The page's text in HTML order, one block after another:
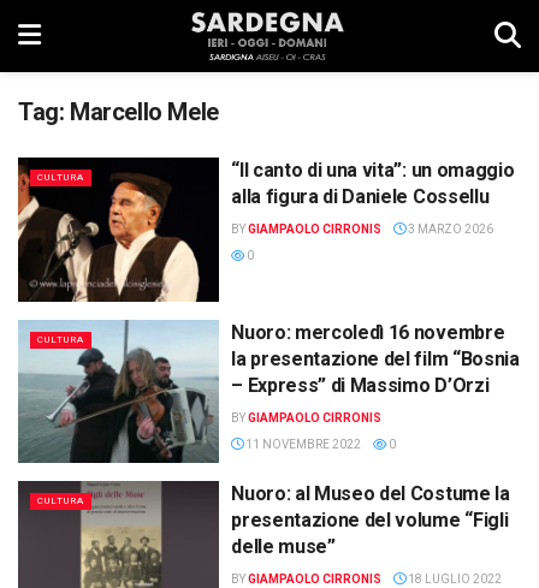
Tag: Marcello Mele
CULTURA
“Il canto di una vita”: un omaggio
alla figura di Daniele Cossellu
BYGIAMPAOLO CIRRONIS
3 MARZO 2026
0
CULTURA
Nuoro: mercoledì 16 novembre
la presentazione del film “Bosnia
– Express” di Massimo D’Orzi
BYGIAMPAOLO CIRRONIS
11 NOVEMBRE 2022
0
CULTURA
Nuoro: al Museo del Costume la
presentazione del volume “Figli
delle muse”
BYGIAMPAOLO CIRRONIS
18 LUGLIO 2022